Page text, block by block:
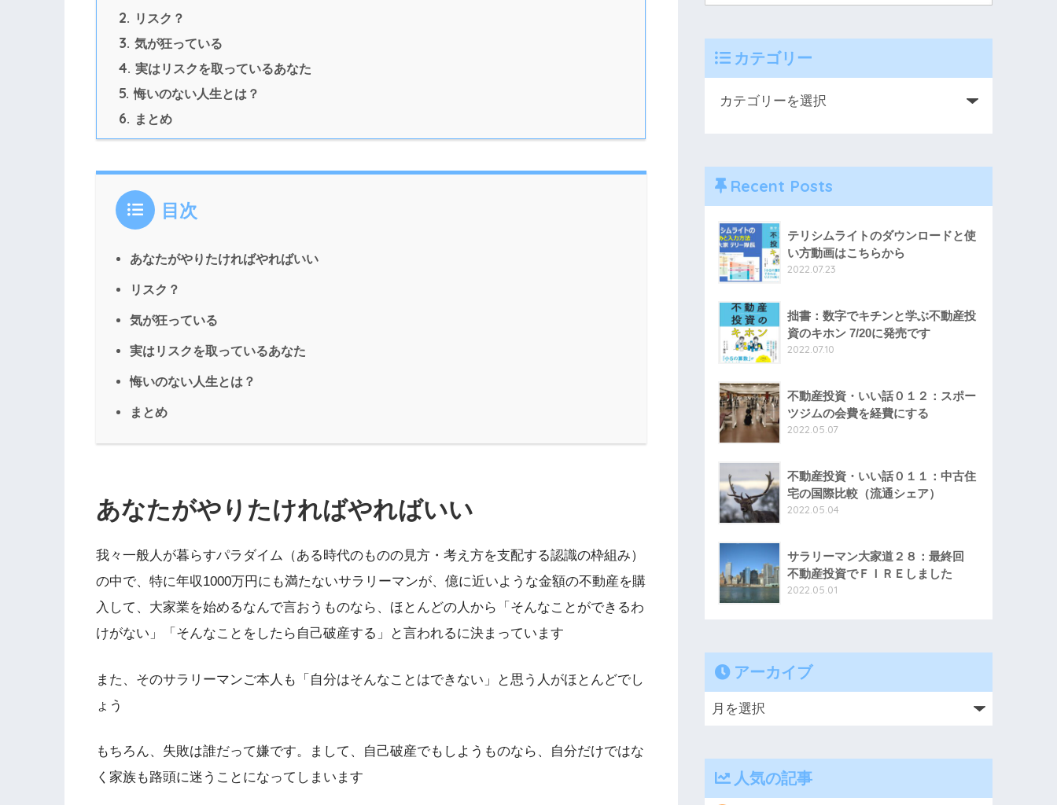
2. リスク？
3. 気が狂っている
4. 実はリスクを取っているあなた
5. 悔いのない人生とは？
6. まとめ
目次
あなたがやりたければやればいい
リスク？
気が狂っている
実はリスクを取っているあなた
悔いのない人生とは？
まとめ
あなたがやりたければやればいい
我々一般人が暮らすパラダイム（ある時代のものの見方・考え方を支配する認識の枠組み）
の中で、特に年収1000万円にも満たないサラリーマンが、億に近いような金額の不動産を購
入して、大家業を始めるなんで言おうものなら、ほとんどの人から「そんなことができるわ
けがない」「そんなことをしたら自己破産する」と言われるに決まっています
また、そのサラリーマンご本人も「自分はそんなことはできない」と思う人がほとんどでし
ょう
もちろん、失敗は誰だって嫌です。まして、自己破産でもしようものなら、自分だけではな
く家族も路頭に迷うことになってしまいます
カテゴリー
Recent Posts
テリシムライトのダウンロードと使
い方動画はこちらから
2022.07.23
拙書：数字でキチンと学ぶ不動産投
資のキホン 7/20に発売です
2022.07.10
不動産投資・いい話０１２：スポー
ツジムの会費を経費にする
2022.05.07
不動産投資・いい話０１１：中古住
宅の国際比較（流通シェア）
2022.05.04
サラリーマン大家道２８：最終回
不動産投資でＦＩＲＥしました
2022.05.01
アーカイブ
人気の記事